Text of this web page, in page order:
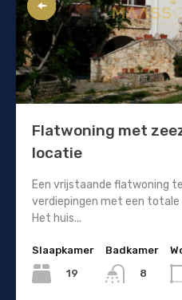
Flatwoning met
locatie
Een vrijstaande flatwoning
verdiepingen met een totale
Het huis...
Slaapkamer
19
Badkamer
8